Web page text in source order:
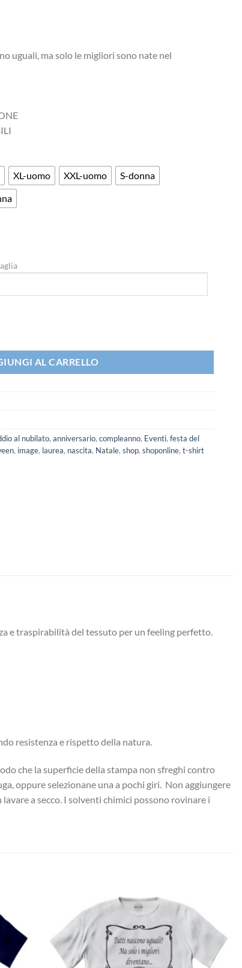
uguali, ma solo le migliori sono nate nel
XL-uomo XXL-uomo
S-donna
AL CARRELLO
al nubilato,anniversario,compleanno, Eventi,festa del
, image, laurea, nascita, Natale,shop,shoponline,t-shirt
e traspirabilità del tessuto per un feeling perfetto.
resistenza e rispetto della natura.
che la superficie della stampa non sfreghi contro
oppure selezionane una a pochi giri. Non aggiungere
a secco. I solventi chimici possono rovinare i